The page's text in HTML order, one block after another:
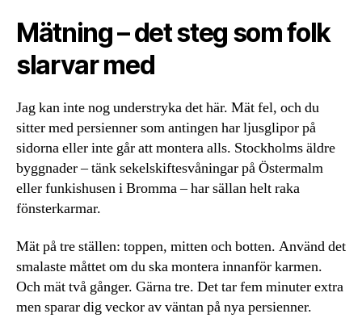
Mätning – det steg som folk
slarvar med
Jag kan inte nog understryka det här. Mät fel, och du
sitter med persienner som antingen har ljusglipor på
sidorna eller inte går att montera alls. Stockholms äldre
byggnader – tänk sekelskiftesvåningar på Östermalm
eller funkishusen i Bromma – har sällan helt raka
fönsterkarmar.
Mät på tre ställen: toppen, mitten och botten. Använd det
smalaste måttet om du ska montera innanför karmen.
Och mät två gånger. Gärna tre. Det tar fem minuter extra
men sparar dig veckor av väntan på nya persienner.